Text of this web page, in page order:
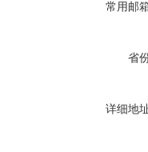
常用邮
省
详细地